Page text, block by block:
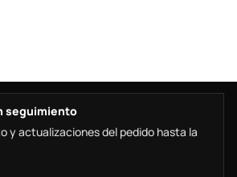
seguimiento
y actualizaciones del pedido hasta la